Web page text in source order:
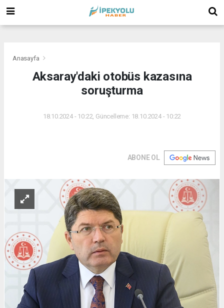
Anasayfa
Aksaray'daki otobüs kazasına
soruşturma
18.10.2024 - 10:22, Güncelleme: 18.10.2024 - 10:22
ABONE OL